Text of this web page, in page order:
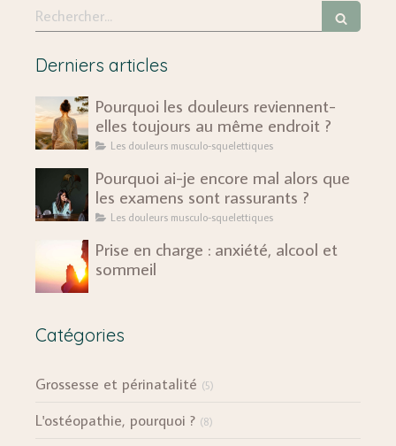
Rechercher
Derniers articles
Pourquoi les douleurs reviennent-
elles toujours au même endroit ?
Les douleurs musculo-squelettiques
Pourquoi ai-je encore mal alors que
les examens sont rassurants ?
Les douleurs musculo-squelettiques
Prise en charge : anxiété, alcool et
sommeil
Catégories
Grossesse et périnatalité (5)
L'ostéopathie, pourquoi ? (8)